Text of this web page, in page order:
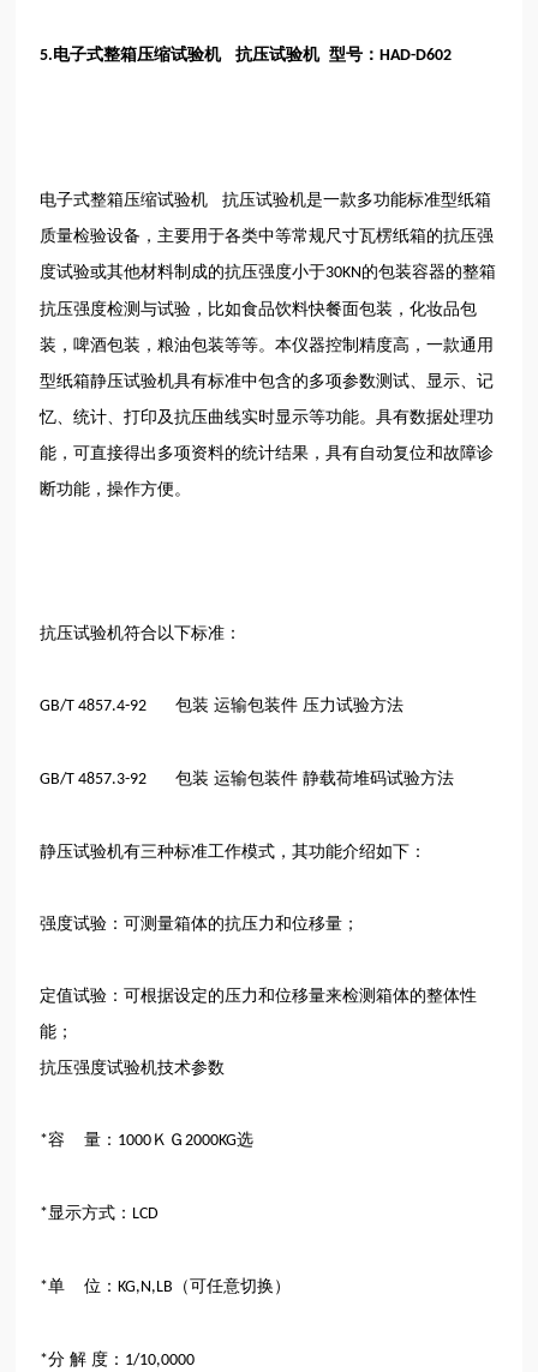
5. 电子式整箱压缩试验机 抗压试验机 型号：HAD-D602
电子式整箱压缩试验机
抗压试验机是一款多功能标准型纸箱
质量检验设备，主要用于各类中等常规尺寸瓦楞纸箱的抗压强
度试验或其他材料制成的抗压强度小于30KN 的包装容器的整箱
抗压强度检测与试验，比如食品饮料快餐面包装，化妆品包
装，啤酒包装，粮油包装等等。本仪器控制精度高，一款通用
型纸箱静压试验机具有标准中包含的多项参数测试、显示、记
忆、统计、打印及抗压曲线实时显示等功能。具有数据处理功
能，可直接得出多项资料的统计结果，具有自动复位和故障诊
断功能，操作方便。
抗压试验机符合以下标准：
GB/T 4857.4-92包装 运输包装件 压力试验方法
GB/T 4857.3-92包装 运输包装件 静载荷堆码试验方法
静压试验机有三种标准工作模式，其功能介绍如下：
强度试验：可测量箱体的抗压力和位移量；
定值试验：可根据设定的压力和位移量来检测箱体的整体性
能；
抗压强度试验机技术参数
*容 量： 1000 ＫＧ 2000KG选
*显示方式： LCD
*单 位：KG,N,LB （可任意切换）
*分 解 度： 1/10,0000